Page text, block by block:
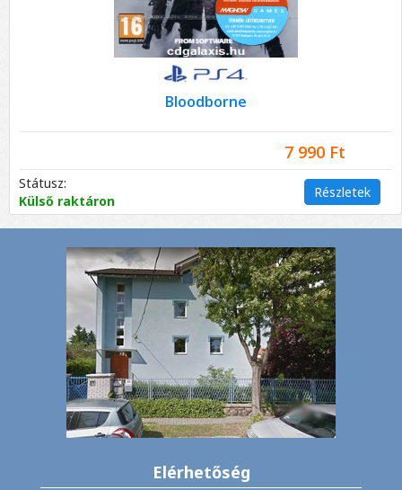
Bloodborne
7 990 Ft
Státusz:
Külső raktáron
Részletek
Elérhetőség